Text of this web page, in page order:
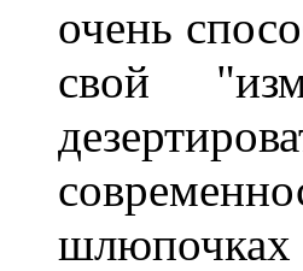
очень
свой
шлюпочках